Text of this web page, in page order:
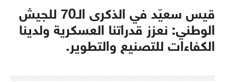
قيس سعيّد في الذكرى الـ70 للجيش
الوطني: نعزز قدراتنا العسكرية ولدينا
الكفاءات للتصنيع والتطوير.